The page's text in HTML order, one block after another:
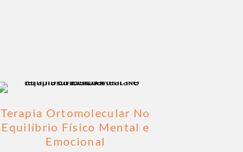
Terapia Ortomolecular No
Equilíbrio Físico Mental e
Emocional